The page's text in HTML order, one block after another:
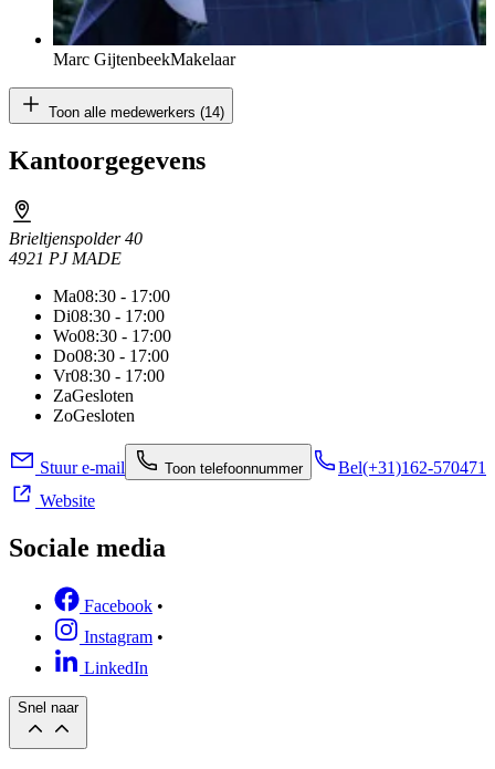
Marc GijtenbeekMakelaar
Toon alle medewerkers (14)
Kantoorgegevens
Brieltjenspolder 40
4921 PJ MADE
Ma08:30 - 17:00
Di08:30 - 17:00
Wo08:30 - 17:00
Do08:30 - 17:00
Vr08:30 - 17:00
ZaGesloten
ZoGesloten
Stuur e-mail Toon telefoonnummer Bel(+31)162-570471
Website
Sociale media
Facebook •
Instagram •
LinkedIn
Snel naar